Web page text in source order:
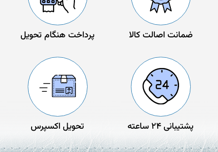
ضمانت اصالت کالا پرداخت هنگام تحویل
پشتیبانی 24 ساعته تحویل اکسپرس